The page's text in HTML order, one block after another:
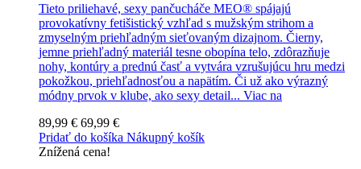
Tieto priliehavé, sexy pančucháče MEO® spájajú
provokatívny fetišistický vzhľad s mužským strihom a
zmyselným priehľadným sieťovaným dizajnom. Čierny,
jemne priehľadný materiál tesne obopína telo, zdôrazňuje
nohy, kontúry a prednú časť a vytvára vzrušujúcu hru medzi
pokožkou, priehľadnosťou a napätím. Či už ako výrazný
módny prvok v klube, ako sexy detail... Viac na
89,99 € 69,99 €
Pridať do košíka Nákupný košík
Znížená cena!